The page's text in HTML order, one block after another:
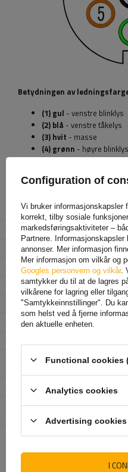
Betydningen av
(1) gul - venstre blinklys
(2) blå - venstre tåkelys
(3) hvit - masse
(4) grønn - høyre blinklys
(5) brunthøyre sidelys
(7) svart- venstre
Produsent
Produktkode
Modell
Plugg
7 PIN
Kabellengde
4 m
Lyskilde
Spenning
Lampefunksjoner
Sammensetning av sett
baklys
Enhet som er ansvarlig for
dette produktet i EU
Configuration of
Vi bruker informasjonskapsler
korrekt, tilby sosiale
markedsføringsaktiviteter –
Partnere.
annonser. Mer informasjon
Mer informasjon om vilkår og
Googles personvern og vilkår.
samtykker du til at de lagres
vilkårene for lagring eller
"Samtykkeinnstillinger". Du
som helst ved å fjerne
den aktuelle enheten.
Functional cookies
Analytics cookies
Advertising cookies
I